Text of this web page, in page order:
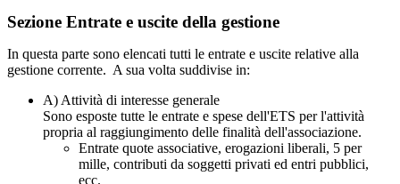
Sezione Entrate e uscite della gestione
In questa parte sono elencati tutti le entrate e uscite relative alla
gestione corrente. A sua volta suddivise in:
A) Attività di interesse generale
Sono esposte tutte le entrate e spese dell'ETS per l'attività
propria al raggiungimento delle finalità dell'associazione.
Entrate quote associative, erogazioni liberali, 5 per
mille, contributi da soggetti privati ed entri pubblici,
ecc.